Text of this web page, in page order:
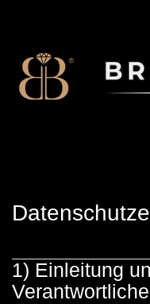
1) Einleitung